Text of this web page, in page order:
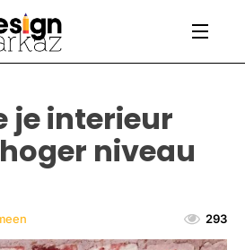
je interieur
niveau
293